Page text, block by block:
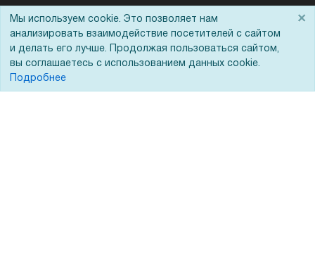
ЭДО
Помощь
Мы используем cookie. Это позволяет нам
анализировать взаимодействие посетителей с сайтом
и делать его лучше. Продолжая пользоваться сайтом,
вы соглашаетесь с использованием данных cookie.
Подробнее
×